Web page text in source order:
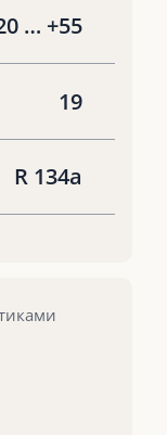
… +55
19
R 134a